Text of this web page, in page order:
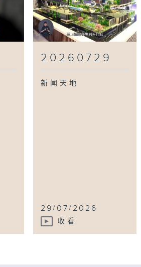
20260729
新闻天地
29/07/2026
收看